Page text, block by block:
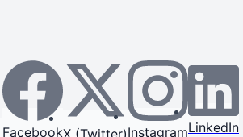
Facebook InstagramLinkedIn